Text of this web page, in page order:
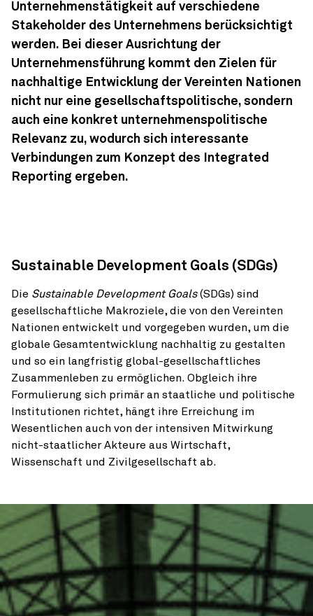
Unternehmenstätigkeit auf verschiedene
Stakeholder des Unternehmens berücksichtigt
werden. Bei dieser Ausrichtung der
Unternehmensführung kommt den Zielen für
nachhaltige Entwicklung der Vereinten Nationen
nicht nur eine gesellschaftspolitische, sondern
auch eine konkret unternehmenspolitische
Relevanz zu, wodurch sich interessante
Verbindungen zum Konzept des Integrated
Reporting ergeben.
Sustainable Development Goals (SDGs)
Die Sustainable Development Goals(SDGs) sind
gesellschaftliche Makroziele, die von den Vereinten
Nationen entwickelt und vorgegeben wurden, um die
globale Gesamtentwicklung nachhaltig zu gestalten
und so ein langfristig global-gesellschaftliches
Zusammenleben zu ermöglichen. Obgleich ihre
Formulierung sich primär an staatliche und politische
Institutionen richtet, hängt ihre Erreichung im
Wesentlichen auch von der intensiven Mitwirkung
nicht-staatlicher Akteure aus Wirtschaft,
Wissenschaft und Zivilgesellschaft ab.